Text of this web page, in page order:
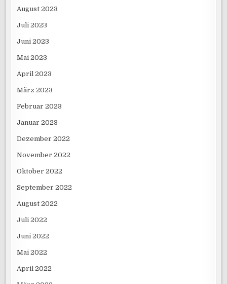
August 2023
Juli 2023
Juni 2023
Mai 2023
April 2023
März 2023
Februar 2023
Januar 2023
Dezember 2022
November 2022
Oktober 2022
September 2022
August 2022
Juli 2022
Juni 2022
Mai 2022
April 2022